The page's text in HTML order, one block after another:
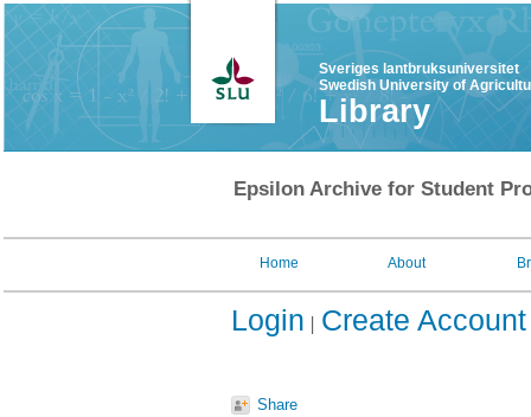
Sveriges lantbruksuniversitet
Swedish University of
Library
Epsilon Archive for Student
Home About
Login Create Account
Share